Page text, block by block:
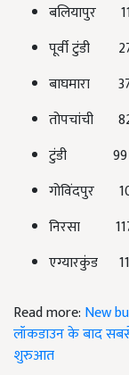
बलियापुर
पूर्वी टुंडी
बाघमारा
तोपचांची
टुंडी 99
गोविंदपुर
निरसा
एग्यारकुंड
Read more: New
लॉकडाउन के बाद
शुरुआत